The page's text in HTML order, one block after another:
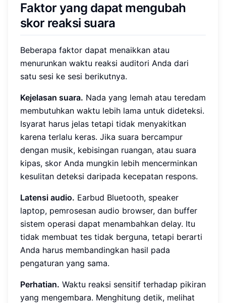
Faktor yang dapat mengubah
skor reaksi suara
Beberapa faktor dapat menaikkan atau
menurunkan waktu reaksi auditori Anda dari
satu sesi ke sesi berikutnya.
Kejelasan suara. Nada yang lemah atau teredam
membutuhkan waktu lebih lama untuk dideteksi.
Isyarat harus jelas tetapi tidak menyakitkan
karena terlalu keras. Jika suara bercampur
dengan musik, kebisingan ruangan, atau suara
kipas, skor Anda mungkin lebih mencerminkan
kesulitan deteksi daripada kecepatan respons.
Latensi audio. Earbud Bluetooth, speaker
laptop, pemrosesan audio browser, dan buffer
sistem operasi dapat menambahkan delay. Itu
tidak membuat tes tidak berguna, tetapi berarti
Anda harus membandingkan hasil pada
pengaturan yang sama.
Perhatian. Waktu reaksi sensitif terhadap pikiran
yang mengembara. Menghitung detik, melihat